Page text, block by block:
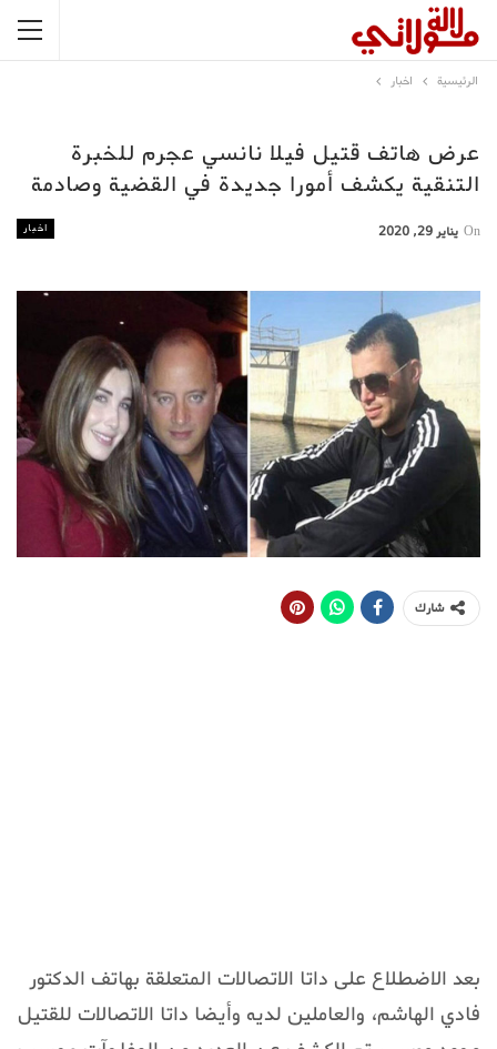
الرئيسية اخبار
عرض هاتف قتيل فيلا نانسي عجرم للخبرة
التنقية يكشف أمورا جديدة في القضية وصادمة
اخبار On يناير 29, 2020
شارك
بعد الاضطلاع على داتا الاتصالات المتعلقة بهاتف الدكتور
فادي الهاشم، والعاملين لديه وأيضا داتا الاتصالات للقتيل